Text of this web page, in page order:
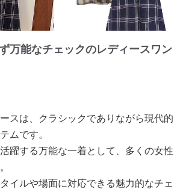
万能なチェックのレディースワン
スは、クラシックでありながら現代的
ムです。
躍する万能な一着として、多くの女性
イルや場面に対応できる魅力的なチェ